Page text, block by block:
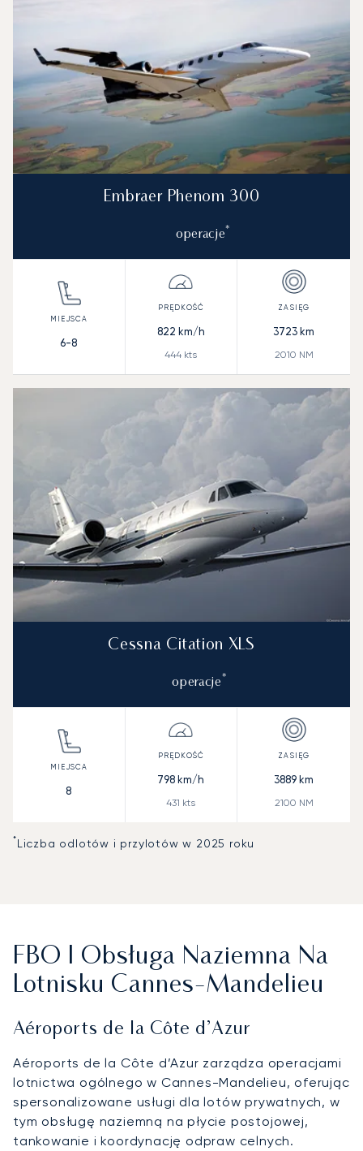
Embraer Phenom 300
operacje*
6-8
822 km/h
444 kts
3723 km
2010 NM
Cessna Citation XLS
operacje*
8
798 km/h
431 kts
3889 km
2100 NM
*Liczba odlotów i przylotów w 2025 roku
FBO I Obsługa Naziemna Na
Lotnisku Cannes-Mandelieu
Aéroports de la Côte d’Azur
Aéroports de la Côte d’Azur zarządza operacjami
lotnictwa ogólnego w Cannes-Mandelieu, oferując
spersonalizowane usługi dla lotów prywatnych, w
tym obsługę naziemną na płycie postojowej,
tankowanie i koordynację odpraw celnych.